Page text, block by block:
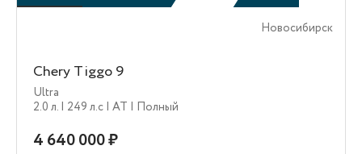
Новосибирск
Chery Tiggo 9
Ultra
2.0 л. | 249 л.c | AT | Полный
4 640 000 ₽